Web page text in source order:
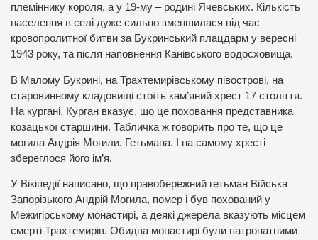
племіннику короля, а у 19-му – родині Ячевських. Кількість
населення в селі дуже сильно зменшилася під час
кровопролитної битви за Букринський плацдарм у вересні
1943 року, та після наповнення Канівського водосховища.
В Малому Букрині, на Трахтемирівському півострові, на
старовинному кладовищі стоїть кам’яний хрест 17 століття.
На кургані. Курган вказує, що це поховання представника
козацької старшини. Табличка ж говорить про те, що це
могила Андрія Могили. Гетьмана. І на самому хресті
збереглося його ім’я.
У Вікіпедії написано, що правобережний гетьман Війська
Запорізького Андрій Могила, помер і був похований у
Межигірському монастирі, а деякі джерела вказують місцем
смерті Трахтемирів. Обидва монастирі були патронатними